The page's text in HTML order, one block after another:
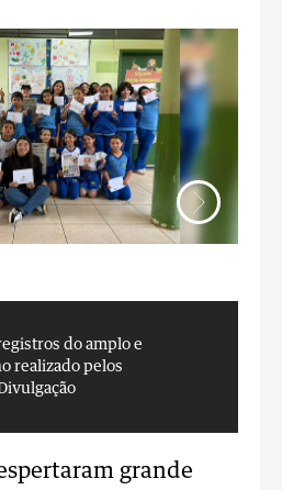
do amplo e
realizado pelos
grande